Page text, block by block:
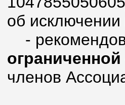
об
-
членов